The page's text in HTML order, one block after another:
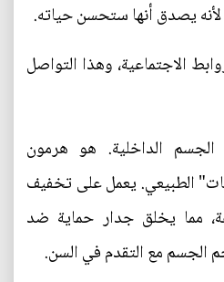
لأنه يصدق أنها ستحسن حياته.
الاجتماعية، وهذا التواصل
الجسم الداخلية. هو هرمون
الطبيعي. يعمل على تخفيف
مما يخلق جدار حماية ضد
الجسم مع التقدم في السن.